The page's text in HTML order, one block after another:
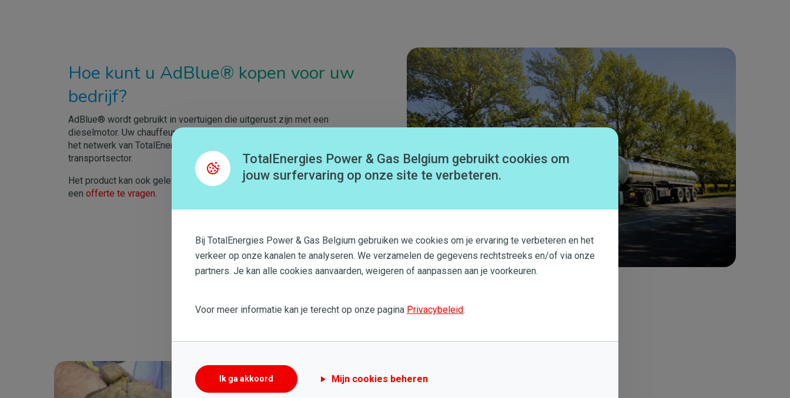
Hoe kunt u AdBlue® kopen voor uw
bedrijf?
AdBlue® wordt gebruikt in voertuigen die uitgerust zijn met een
dieselmotor. Uw chauffeurs kunnen AdBlue® eenvoudig zelf bijtanken in
het netwerk van TotalEnergies of in een AS24 station, het filiaal voor de
transportsector.
Het product kan ook geleverd worden, in bulk of verpakt. Aarzel niet om
een offerte te vragen.
Afbeelding
Afbeelding
Wist u dit al?
TotalEnergies Power & Gas Belgium gebruikt cookies om
jouw surfervaring op onze site te verbeteren.
Bij TotalEnergies Power & Gas Belgium gebruiken we cookies om je ervaring te verbeteren en het
verkeer op onze kanalen te analyseren. We verzamelen de gegevens rechtstreeks en/of via onze
partners. Je kan alle cookies aanvaarden, weigeren of aanpassen aan je voorkeuren.
Voor meer informatie kan je terecht op onze pagina Privacybeleid.
Ik ga akkoord Mijn cookies beheren